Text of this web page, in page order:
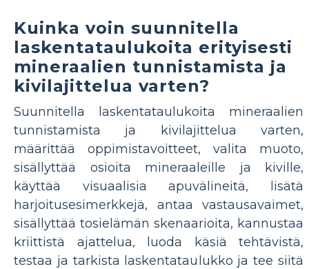
Kuinka voin suunnitella
laskentataulukoita erityisesti
mineraalien tunnistamista ja
kivilajittelua varten?
Suunnitella laskentataulukoita mineraalien
tunnistamista ja kivilajittelua varten,
määrittää oppimistavoitteet, valita muoto,
sisällyttää osioita mineraaleille ja kiville,
käyttää visuaalisia apuvälineitä, lisätä
harjoitusesimerkkejä, antaa vastausavaimet,
sisällyttää tosielämän skenaarioita, kannustaa
kriittistä ajattelua, luoda käsiä tehtävistä,
testaa ja tarkista laskentataulukko ja tee siitä